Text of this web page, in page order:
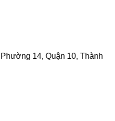
14, Quận 10, Thành